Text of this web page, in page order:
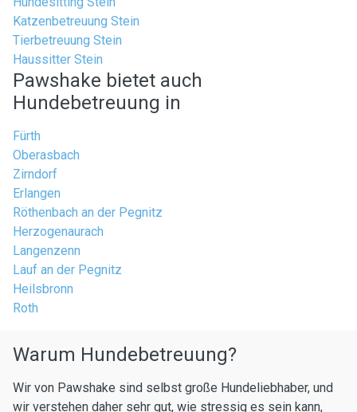
Katzenbetreuung Stein
Tierbetreuung Stein
Haussitter Stein
Pawshake bietet auch
Hundebetreuung in
Fürth
Oberasbach
Zirndorf
Erlangen
Röthenbach an der Pegnitz
Herzogenaurach
Langenzenn
Lauf an der Pegnitz
Heilsbronn
Roth
Warum Hundebetreuung?
Wir von Pawshake sind selbst große Hundeliebhaber, und
wir verstehen daher sehr gut, wie stressig es sein kann,